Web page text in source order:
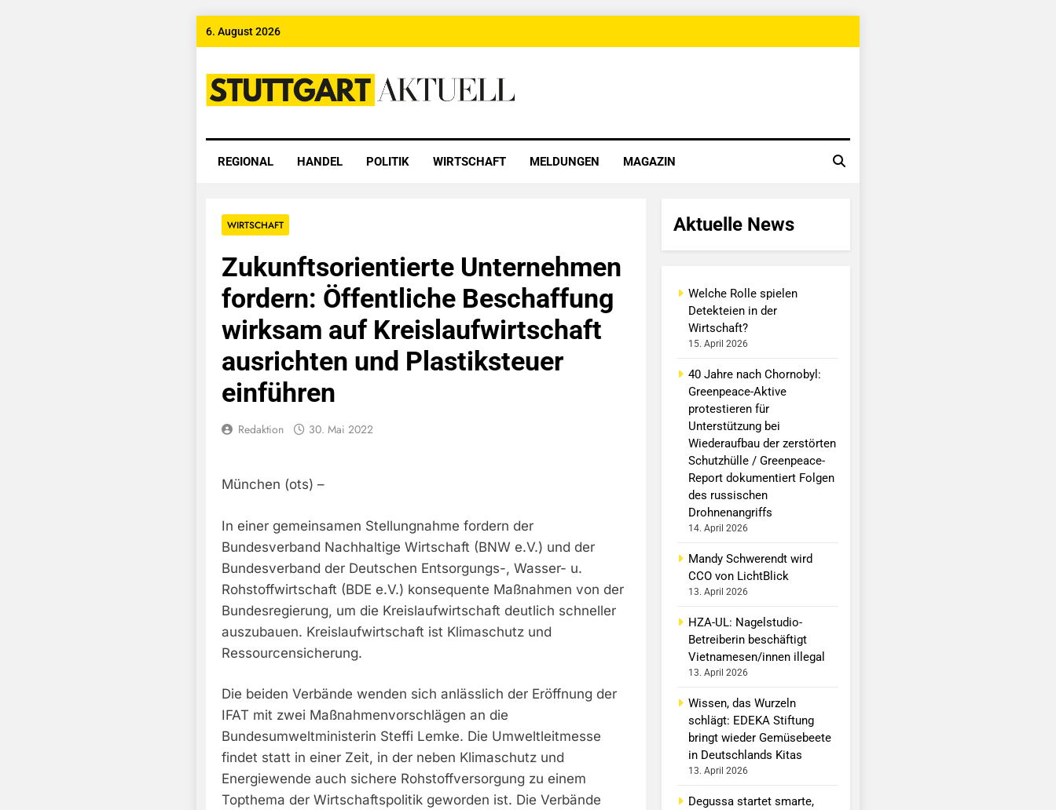
Skip
6. August 2026
Stuttgart Aktuell
REGIONAL HANDEL POLITIK WIRTSCHAFT MELDUNGEN MAGAZIN
WIRTSCHAFT
Zukunftsorientierte Unternehmen
fordern: Öffentliche Beschaffung
wirksam auf Kreislaufwirtschaft
ausrichten und Plastiksteuer
einführen
Redaktion 30. Mai 2022
München (ots) –
In einer gemeinsamen Stellungnahme fordern der
Bundesverband Nachhaltige Wirtschaft (BNW e.V.) und der
Bundesverband der Deutschen Entsorgungs-, Wasser- u.
Rohstoffwirtschaft (BDE e.V.) konsequente Maßnahmen von der
Bundesregierung, um die Kreislaufwirtschaft deutlich schneller
auszubauen. Kreislaufwirtschaft ist Klimaschutz und
Ressourcensicherung.
Die beiden Verbände wenden sich anlässlich der Eröffnung der
IFAT mit zwei Maßnahmenvorschlägen an die
Bundesumweltministerin Steffi Lemke. Die Umweltleitmesse
findet statt in einer Zeit, in der neben Klimaschutz und
Energiewende auch sichere Rohstoffversorgung zu einem
Topthema der Wirtschaftspolitik geworden ist. Die Verbände
Aktuelle News
Welche Rolle spielen
Detekteien in der
Wirtschaft?
15. April 2026
40 Jahre nach Chornobyl:
Greenpeace-Aktive
protestieren für
Unterstützung bei
Wiederaufbau der zerstörten
Schutzhülle / Greenpeace-
Report dokumentiert Folgen
des russischen
Drohnenangriffs
14. April 2026
Mandy Schwerendt wird
CCO von LichtBlick
13. April 2026
HZA-UL: Nagelstudio-
Betreiberin beschäftigt
Vietnamesen/innen illegal
13. April 2026
Wissen, das Wurzeln
schlägt: EDEKA Stiftung
bringt wieder Gemüsebeete
in Deutschlands Kitas
13. April 2026
Degussa startet smarte,